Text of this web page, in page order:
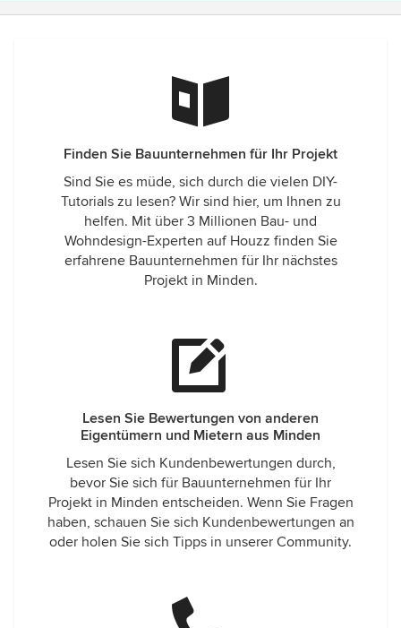
Finden Sie Bauunternehmen für Ihr Projekt
Sind Sie es müde, sich durch die vielen DIY-
Tutorials zu lesen? Wir sind hier, um Ihnen zu
helfen. Mit über 3 Millionen Bau- und
Wohndesign-Experten auf Houzz finden Sie
erfahrene Bauunternehmen für Ihr nächstes
Projekt in Minden.
Lesen Sie Bewertungen von anderen
Eigentümern und Mietern aus Minden
Lesen Sie sich Kundenbewertungen durch,
bevor Sie sich für Bauunternehmen für Ihr
Projekt in Minden entscheiden. Wenn Sie Fragen
haben, schauen Sie sich Kundenbewertungen an
oder holen Sie sich Tipps in unserer Community.